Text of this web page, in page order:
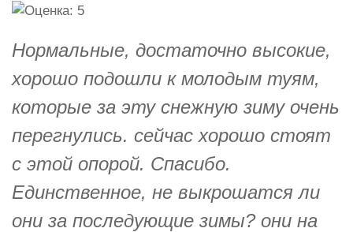
Нормальные, достаточно высокие,
хорошо подошли к молодым туям,
которые за эту снежную зиму очень
перегнулись. сейчас хорошо стоят
с этой опорой. Спасибо.
Единственное, не выкрошатся ли
они за последующие зимы? они на